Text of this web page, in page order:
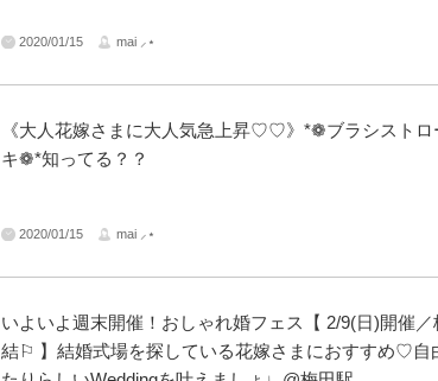
2020/01/15 mai ⸝⋆
《大人花嫁さまに大人気急上昇♡♡》*❁ブラシストロ
キ❁*知ってる？？
2020/01/15 mai ⸝⋆
いよいよ週末開催！おしゃれ婚フェス【 2/9(日)開催／
結⚐ 】結婚式場を探している花嫁さまにおすすめ♡自